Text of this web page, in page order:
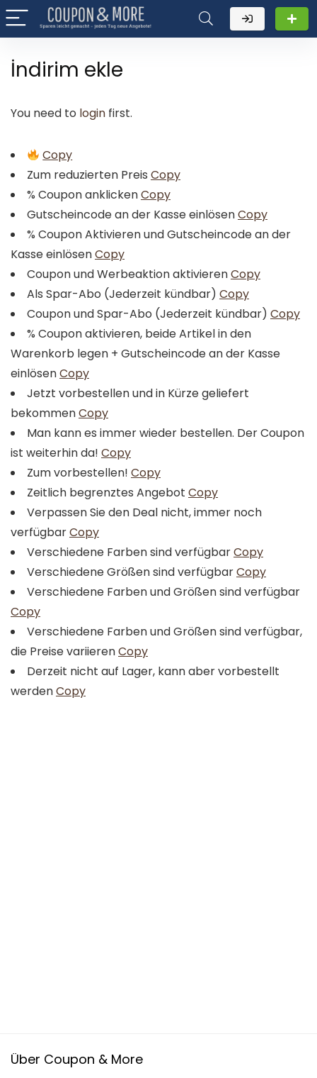
İndirim ekle
You need to login first.
Copy
Zum reduzierten Preis Copy
% Coupon anklickenCopy
Gutscheincode an der Kasse einlösenCopy
% Coupon Aktivieren und Gutscheincode an der
Kasse einlösenCopy
Coupon und Werbeaktion aktivierenCopy
Als Spar-Abo (Jederzeit kündbar) Copy
Coupon und Spar-Abo (Jederzeit kündbar) Copy
% Coupon aktivieren, beide Artikel in den
Warenkorb legen + Gutscheincode an der Kasse
einlösenCopy
Jetzt vorbestellen und in Kürze geliefert
bekommenCopy
Man kann es immer wieder bestellen. Der Coupon
ist weiterhin da! Copy
Zum vorbestellen! Copy
Zeitlich begrenztes Angebot Copy
Verpassen Sie den Deal nicht, immer noch
verfügbarCopy
Verschiedene Farben sind verfügbarCopy
Verschiedene Größen sind verfügbarCopy
Verschiedene Farben und Größen sind verfügbar
Copy
Verschiedene Farben und Größen sind verfügbar,
die Preise variierenCopy
Derzeit nicht auf Lager, kann aber vorbestellt
werdenCopy
Über Coupon & More